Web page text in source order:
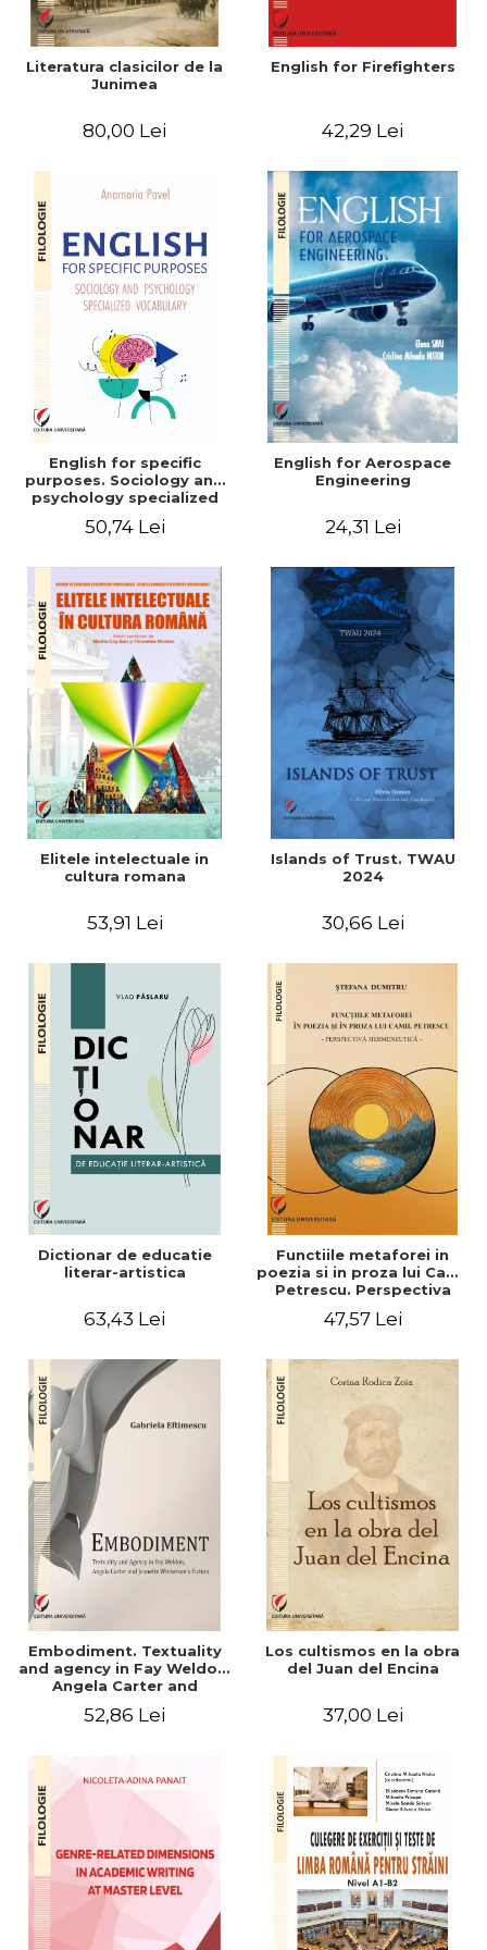
Literatura clasicilor de la
Junimea
80,00 Lei
English for Firefighters
42,29 Lei
English for specific
purposes. Sociology and
psychology specialized
50,74 Lei
English for Aerospace
Engineering
24,31 Lei
Elitele intelectuale in
cultura romana
53,91 Lei
Islands of Trust. TWAU
2024
30,66 Lei
Dictionar de educatie
literar-artistica
63,43 Lei
Functiile metaforei in
poezia si in proza lui Camil
Petrescu. Perspectiva
47,57 Lei
Embodiment. Textuality
and agency in Fay Weldon,
Angela Carter and
fiction
52,86 Lei
Los cultismos en la obra
del Juan del Encina
37,00 Lei